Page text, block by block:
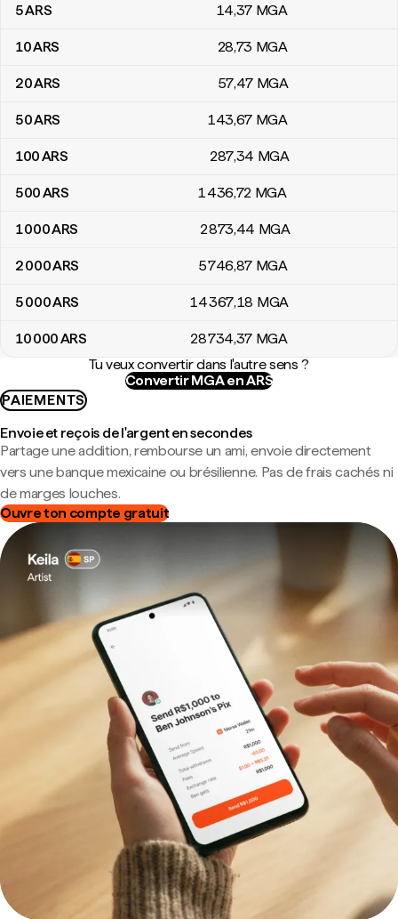
5ARS 14,37 MGA
10ARS 28,73 MGA
20ARS 57,47 MGA
50ARS 143,67 MGA
100ARS 287,34 MGA
500ARS 1 436,72 MGA
1 000ARS 2 873,44 MGA
2 000ARS 5 746,87 MGA
5 000ARS 14 367,18 MGA
10 000ARS 28 734,37 MGA
Tu veux convertir dans l'autre sens ?
Convertir MGA en ARS
PAIEMENTS
Envoie et reçois de l'argent en secondes
Partage une addition, rembourse un ami, envoie directement
vers une banque mexicaine ou brésilienne. Pas de frais cachés ni
de marges louches.
Ouvre ton compte gratuit